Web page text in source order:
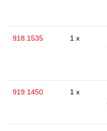
918.1535 1 x
919.1450 1 x